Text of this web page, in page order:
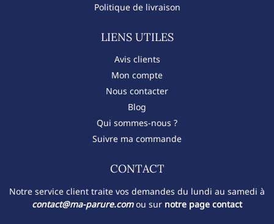
Politique de livraison
LIENS UTILES
Avis clients
Mon compte
Nous contacter
Blog
Qui sommes-nous ?
Suivre ma commande
CONTACT​
Notre service client traite vos demandes du lundi au samedi à
contact@ma-parure.comou sur notre page contact